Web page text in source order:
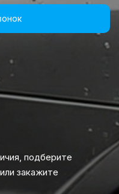
подберите
закажите